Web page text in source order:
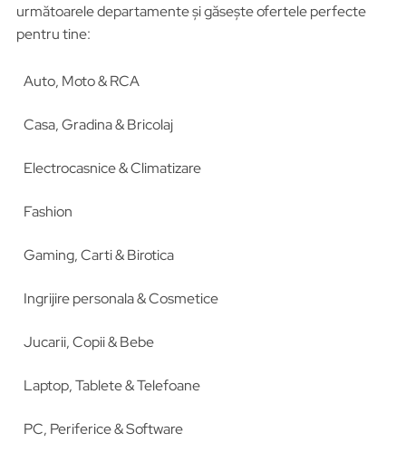
următoarele departamente și găsește ofertele perfecte
pentru tine:
Auto, Moto & RCA
Casa, Gradina & Bricolaj
Electrocasnice & Climatizare
Fashion
Gaming, Carti & Birotica
Ingrijire personala & Cosmetice
Jucarii, Copii & Bebe
Laptop, Tablete & Telefoane
PC, Periferice & Software